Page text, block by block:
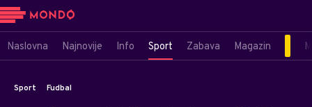
Naslovna Najnovije Info Sport Zabava Magazin
Sport Fudbal